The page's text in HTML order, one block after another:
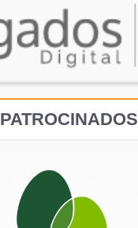
PATROCINADOS